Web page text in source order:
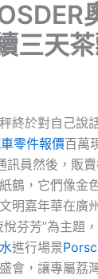
三天
終於對自己說
零件報價百萬
訊員然後，販
紙鶴，它們像金
明嘉年華在廣
悅芬芳”為主題
進行場景
會，讓專屬荔